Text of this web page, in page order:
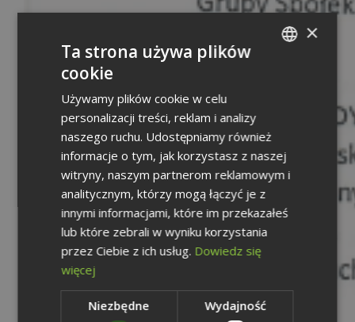
×
Ta strona używa plików
cookie
Używamy plików cookie w celu
personalizacji treści, reklam i analizy
naszego ruchu. Udostępniamy również
informacje o tym, jak korzystasz z naszej
witryny, naszym partnerom reklamowym i
analitycznym, którzy mogą łączyć je z
innymi informacjami, które im przekazałeś
lub które zebrali w wyniku korzystania
przez Ciebie z ich usług. Dowiedz się
więcej
Niezbędne Wydajność